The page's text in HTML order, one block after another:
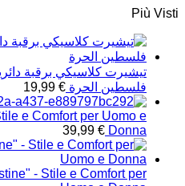
Più Visti
تيشيرت كلاسيكي برقبة
فلسطين الحرة
19,99 €
e Comfort per Uomo e
Donna
39,99 €
- Stile e Comfort per